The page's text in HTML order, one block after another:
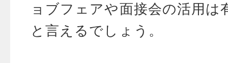
ョブフェアや面接会の活用は
と言えるでしょう。